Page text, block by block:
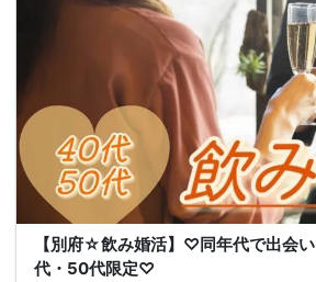
【別府☆飲み婚活】♡同年代で出会
代・50代限定♡